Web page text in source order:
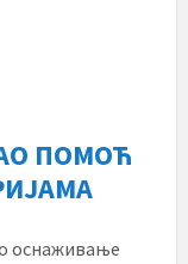
ПОМОЋ
оснаживање